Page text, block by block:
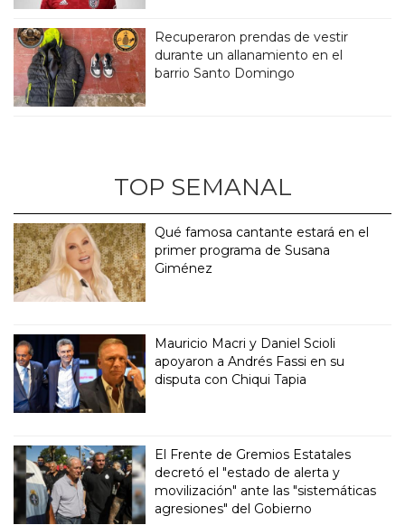
Recuperaron prendas de vestir
durante un allanamiento en el
barrio Santo Domingo
TOP SEMANAL
Qué famosa cantante estará en el
primer programa de Susana
Giménez
Mauricio Macri y Daniel Scioli
apoyaron a Andrés Fassi en su
disputa con Chiqui Tapia
El Frente de Gremios Estatales
decretó el "estado de alerta y
movilización" ante las "sistemáticas
agresiones" del Gobierno